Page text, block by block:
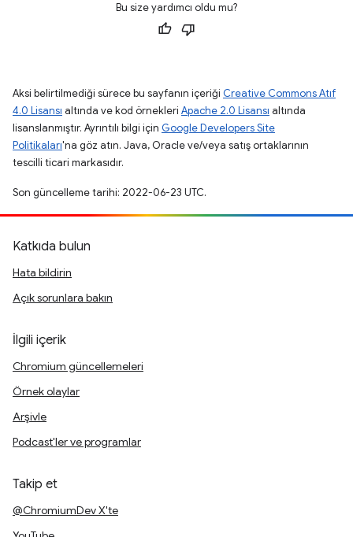
Bu size yardımcı oldu mu?
Aksi belirtilmediği sürece bu sayfanın içeriği Creative Commons Atıf
4.0 Lisansı altında ve kod örnekleri Apache 2.0 Lisansı altında
lisanslanmıştır. Ayrıntılı bilgi için Google Developers Site
Politikaları'na göz atın. Java, Oracle ve/veya satış ortaklarının
tescilli ticari markasıdır.
Son güncelleme tarihi: 2022-06-23 UTC.
Katkıda bulun
Hata bildirin
Açık sorunlara bakın
İlgili içerik
Chromium güncellemeleri
Örnek olaylar
Arşivle
Podcast'ler ve programlar
Takip et
@ChromiumDev X'te